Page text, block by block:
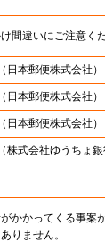
間違いにご注意くだ
（日本郵便株式会社）
（日本郵便株式会社）
（日本郵便株式会社）
（株式会社ゆうちょ銀
かかってくる事案
りません。